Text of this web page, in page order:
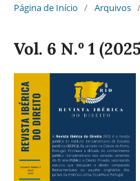
Página de Início / Arquivos /
Vol. 6 N.º 1